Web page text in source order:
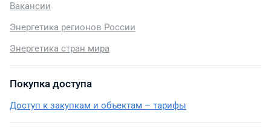
Вакансии
Энергетика регионов России
Энергетика стран мира
Покупка доступа
Доступ к закупкам и объектам – тарифы